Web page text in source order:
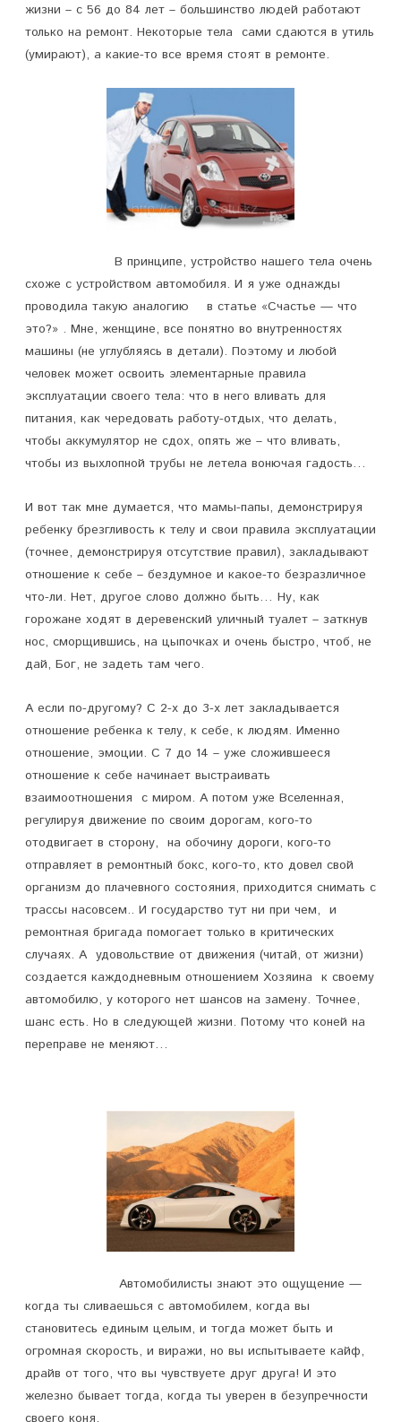
жизни – с 56 до 84 лет – большинство людей работают
только на ремонт. Некоторые тела сами сдаются в утиль
(умирают), а какие-то все время стоят в ремонте.
В принципе, устройство нашего тела очень
схоже с устройством автомобиля. И я уже однажды
проводила такую аналогию в статье «Счастье — что
это?» . Мне, женщине, все понятно во внутренностях
машины (не углубляясь в детали). Поэтому и любой
человек может освоить элементарные правила
эксплуатации своего тела: что в него вливать для
питания, как чередовать работу-отдых, что делать,
чтобы аккумулятор не сдох, опять же – что вливать,
чтобы из выхлопной трубы не летела вонючая гадость…
И вот так мне думается, что мамы-папы, демонстрируя
ребенку брезгливость к телу и свои правила эксплуатации
(точнее, демонстрируя отсутствие правил), закладывают
отношение к себе – бездумное и какое-то безразличное
что-ли. Нет, другое слово должно быть… Ну, как
горожане ходят в деревенский уличный туалет – заткнув
нос, сморщившись, на цыпочках и очень быстро, чтоб, не
дай, Бог, не задеть там чего.
А если по-другому? С 2-х до 3-х лет закладывается
отношение ребенка к телу, к себе, к людям. Именно
отношение, эмоции. С 7 до 14 – уже сложившееся
отношение к себе начинает выстраивать
взаимоотношения с миром. А потом уже Вселенная,
регулируя движение по своим дорогам, кого-то
отодвигает в сторону, на обочину дороги, кого-то
отправляет в ремонтный бокс, кого-то, кто довел свой
организм до плачевного состояния, приходится снимать с
трассы насовсем.. И государство тут ни при чем, и
ремонтная бригада помогает только в критических
случаях. А удовольствие от движения (читай, от жизни)
создается каждодневным отношением Хозяина к своему
автомобилю, у которого нет шансов на замену. Точнее,
шанс есть. Но в следующей жизни. Потому что коней на
переправе не меняют…
Автомобилисты знают это ощущение —
когда ты сливаешься с автомобилем, когда вы
становитесь единым целым, и тогда может быть и
огромная скорость, и виражи, но вы испытываете кайф,
драйв от того, что вы чувствуете друг друга! И это
железно бывает тогда, когда ты уверен в безупречности
своего коня.